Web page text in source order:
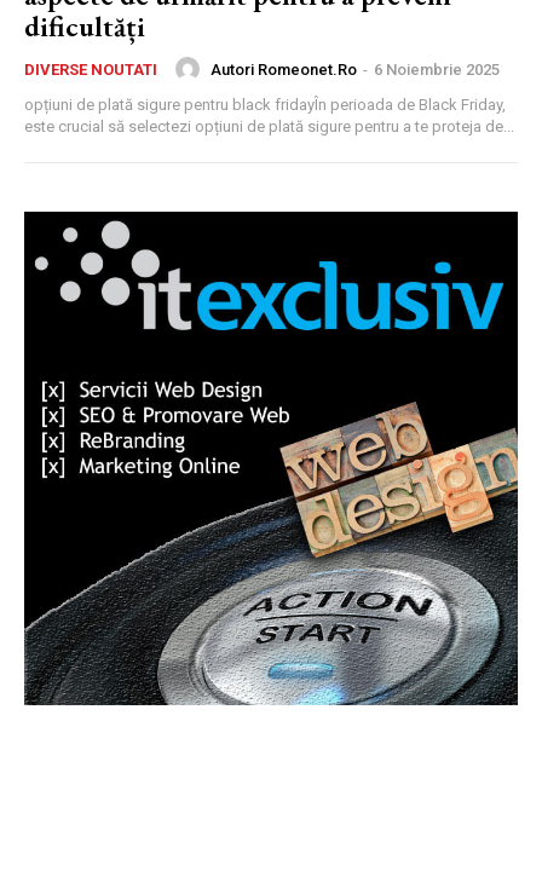
dificultăți
DIVERSE NOUTATI Autori Romeonet.ro - 6 Noiembrie 2025
opțiuni de plată sigure pentru black fridayÎn perioada de Black Friday,
este crucial să selectezi opțiuni de plată sigure pentru a te proteja de...